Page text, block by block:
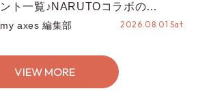
ント一覧♪NARUTOコラボの
REZEN POPUPから、プチYour
Stage.、ティーパーティまで！8月
my axes 編集部 2026.08.01 Sat.
VIEW MORE